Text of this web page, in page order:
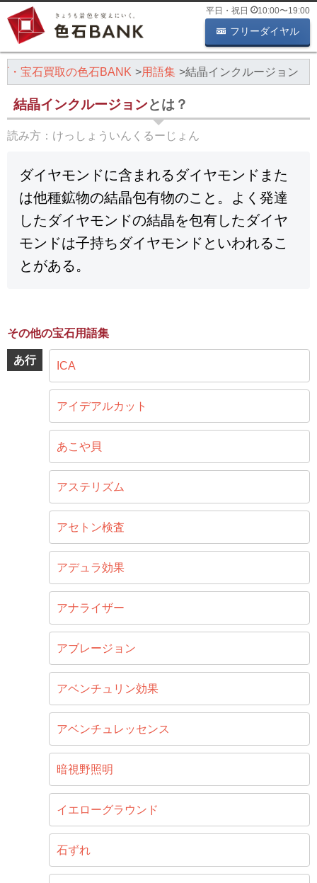
平日・祝日 10:00〜19:00
フリーダイヤル
・宝石買取の色石BANK 用語集 結晶インクルージョン
結晶インクルージョンとは？
読み方： けっしょういんくるーじょん
ダイヤモンドに含まれるダイヤモンドまた
は他種鉱物の結晶包有物のこと。よく発達
したダイヤモンドの結晶を包有したダイヤ
モンドは子持ちダイヤモンドといわれるこ
とがある。
その他の宝石用語集
あ行 ICA
アイデアルカット
あこや貝
アステリズム
アセトン検査
アデュラ効果
アナライザー
アブレージョン
アベンチュリン効果
アベンチュレッセンス
暗視野照明
イエローグラウンド
石ずれ